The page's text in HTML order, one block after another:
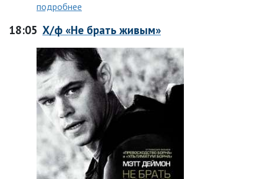
подробнее
18:05 Х/ф «Не брать живым»